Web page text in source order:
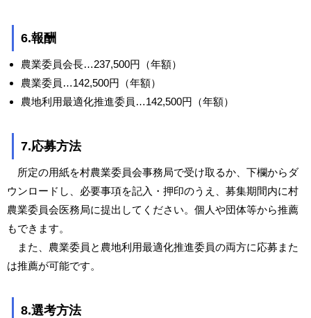
6.報酬
農業委員会長…237,500円（年額）
農業委員…142,500円（年額）
農地利用最適化推進委員…142,500円（年額）
7.応募方法
所定の用紙を村農業委員会事務局で受け取るか、下欄からダ
ウンロードし、必要事項を記入・押印のうえ、募集期間内に村
農業委員会医務局に提出してください。個人や団体等から推薦
もできます。
また、農業委員と農地利用最適化推進委員の両方に応募また
は推薦が可能です。
8.選考方法